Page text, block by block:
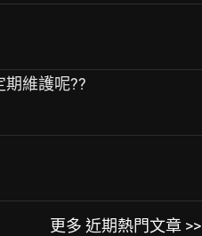
期維護呢??
更多 近期熱門文章 >>